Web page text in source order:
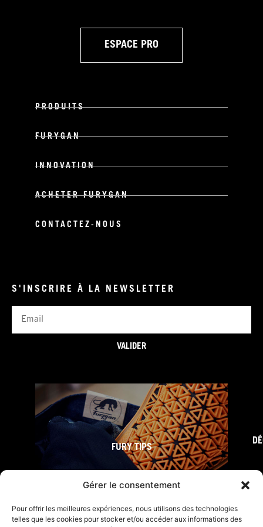
Gérer le consentement
Pour offrir les meilleures expériences, nous utilisons des technologies
telles que les cookies pour stocker et/ou accéder aux informations des
ESPACE PRO
PRODUITS
FURYGAN
INNOVATION
ACHETER FURYGAN
CONTACTEZ-NOUS
S'INSCRIRE À LA NEWSLETTER
VALIDER
FURY TIPS